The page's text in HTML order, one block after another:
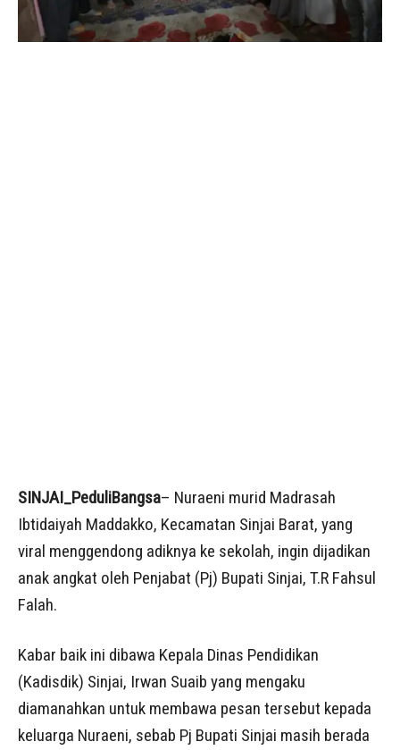
SINJAI_PeduliBangsa– Nuraeni murid Madrasah
Ibtidaiyah Maddakko, Kecamatan Sinjai Barat, yang
viral menggendong adiknya ke sekolah, ingin dijadikan
anak angkat oleh Penjabat (Pj) Bupati Sinjai, T.R Fahsul
Falah.
Kabar baik ini dibawa Kepala Dinas Pendidikan
(Kadisdik) Sinjai, Irwan Suaib yang mengaku
diamanahkan untuk membawa pesan tersebut kepada
keluarga Nuraeni, sebab Pj Bupati Sinjai masih berada